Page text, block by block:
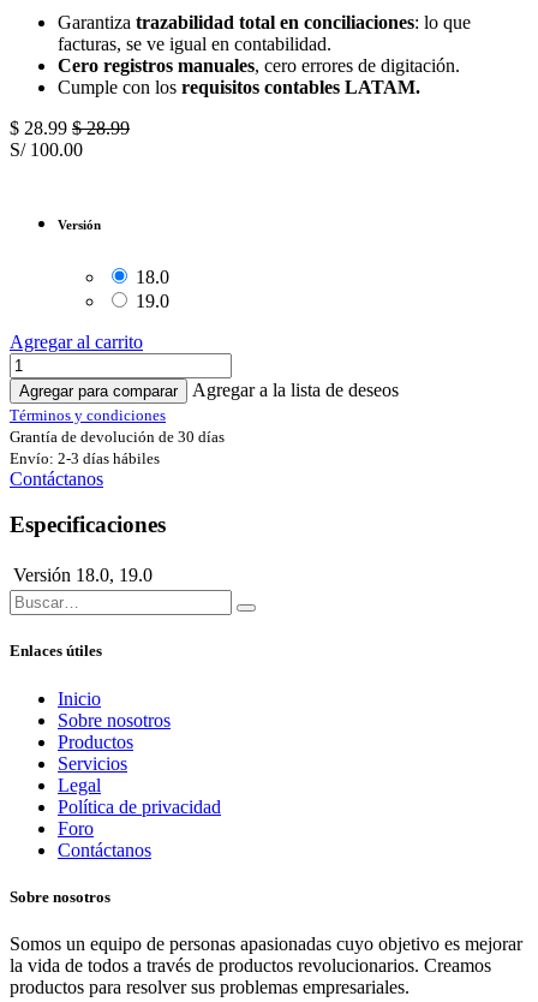
Garantiza trazabilidad total en conciliaciones: lo que
facturas, se ve igual en contabilidad.
Cero registros manuales, cero errores de digitación.
Cumple con los requisitos contables LATAM.
$ 28.99 $28.99
S/ 100.00
Versión
18.0
19.0
Agregar al carrito
Agregar para comparar Agregar a la lista de deseos
Términos y condiciones
Grantía de devolución de 30 días
Envío: 2-3 días hábiles
Contáctanos
Especificaciones
Versión 18.0, 19.0
Enlaces útiles
Inicio
Sobre nosotros
Productos
Servicios
Legal
Política de privacidad
Foro
Contáctanos
Sobre nosotros
Somos un equipo de personas apasionadas cuyo objetivo es mejorar
la vida de todos a través de productos revolucionarios. Creamos
productos para resolver sus problemas empresariales.